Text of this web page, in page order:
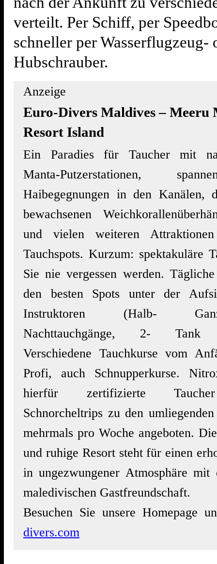
verteilt. Per Schiff, per
schneller per Wasserflugzeug-
Hubschrauber.
Anzeige
Euro-Divers Maldives – Meeru
Resort Island
Ein Paradies für Taucher mit
Manta-­Putzerstationen,
Haibegegnungen in den Kanälen,
bewachsenen
und vielen weiteren
Tauchspots. Kurzum: spektakuläre
Sie nie vergessen werden.
den besten Spots unter der
Instruktoren (Halb-
Nachttauchgänge, 2- Tank
Verschiedene Tauchkurse vom
Profi, auch Schnupperkurse.
hierfür zertifizierte
Schnorcheltrips zu den
mehrmals pro Woche angeboten.
und ruhige Resort steht für einen
in ungezwungener Atmosphäre mit
maledivischen Gastfreundschaft.
Besuchen Sie unsere Homepage
divers.com